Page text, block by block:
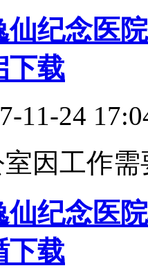
纪念医
下载
11-24
因工作
纪念医
下载